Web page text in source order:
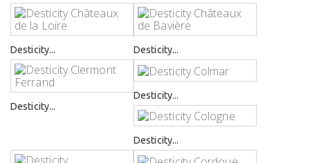
Desticity... Desticity...
Desticity...
Desticity...
Desticity...